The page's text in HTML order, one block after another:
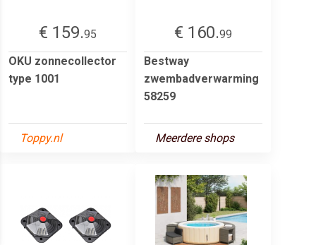
€ 159.95
OKU zonnecollector
type 1001
Toppy.nl
€ 160.99
Bestway
zwembadverwarming
58259
Meerdere shops